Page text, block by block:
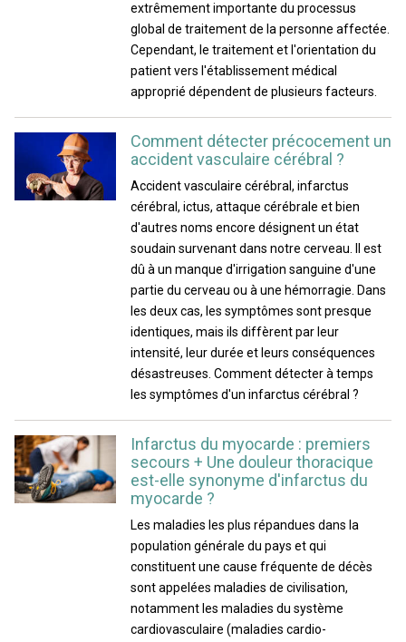
extrêmement importante du processus
global de traitement de la personne affectée.
Cependant, le traitement et l'orientation du
patient vers l'établissement médical
approprié dépendent de plusieurs facteurs.
Comment détecter précocement un
accident vasculaire cérébral ?
Accident vasculaire cérébral, infarctus
cérébral, ictus, attaque cérébrale et bien
d'autres noms encore désignent un état
soudain survenant dans notre cerveau. Il est
dû à un manque d'irrigation sanguine d'une
partie du cerveau ou à une hémorragie. Dans
les deux cas, les symptômes sont presque
identiques, mais ils diffèrent par leur
intensité, leur durée et leurs conséquences
désastreuses. Comment détecter à temps
les symptômes d'un infarctus cérébral ?
Infarctus du myocarde : premiers
secours + Une douleur thoracique
est-elle synonyme d'infarctus du
myocarde ?
Les maladies les plus répandues dans la
population générale du pays et qui
constituent une cause fréquente de décès
sont appelées maladies de civilisation,
notamment les maladies du système
cardiovasculaire (maladies cardio-